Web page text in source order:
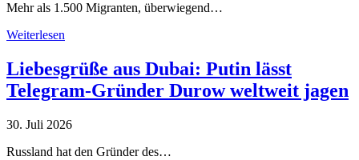
Mehr als 1.500 Migranten, überwiegend…
Weiterlesen
Liebesgrüße aus Dubai: Putin lässt
Telegram-Gründer Durow weltweit jagen
30. Juli 2026
Russland hat den Gründer des…